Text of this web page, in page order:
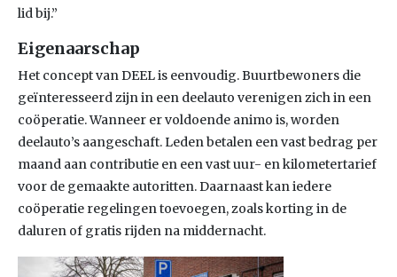
lid bij.”
Eigenaarschap
Het concept van DEEL is eenvoudig. Buurtbewoners die
geïnteresseerd zijn in een deelauto verenigen zich in een
coöperatie. Wanneer er voldoende animo is, worden
deelauto’s aangeschaft. Leden betalen een vast bedrag per
maand aan contributie en een vast uur- en kilometertarief
voor de gemaakte autoritten. Daarnaast kan iedere
coöperatie regelingen toevoegen, zoals korting in de
daluren of gratis rijden na middernacht.